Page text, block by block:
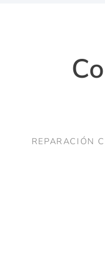
REPARACIÓN